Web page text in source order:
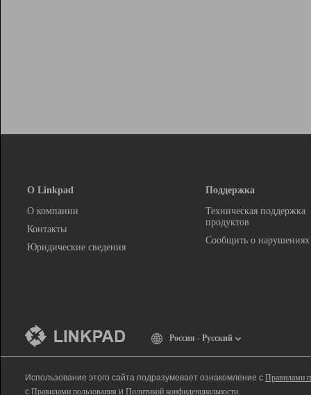
О Linkpad
О компании
Контакты
Юридические сведения
Поддержка
Техническая поддержка
продуктов
Сообщить о нарушениях
Россия - Русский
Использование этого сайта подразумевает ознакомление с Правилами
с Правилами пользования и Политикой конфиденциальности.